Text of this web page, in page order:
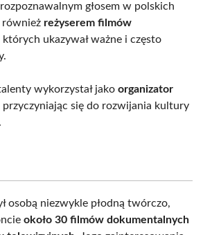
głosem w polskich
również reżyserem filmów
których ukazywał ważne i często
wykorzystał jako organizator
przyczyniając się do rozwijania kultury
osobą niezwykle płodną twórczo,
około 30 filmów dokumentalnych